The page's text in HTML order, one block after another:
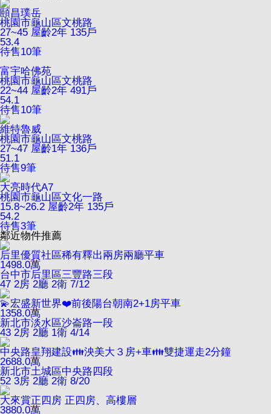
頤昌璞岳
桃園市龜山區文桃路
27~45 屋齡2年 135戶
53.4
待售10筆
富宇哈佛苑
桃園市龜山區文桃路
22~44 屋齡2年 491戶
54.1
待售10筆
維特魯威
桃園市龜山區文桃路
27~47 屋齡1年 136戶
51.1
待售9筆
大亮時代A7
桃園市龜山區文化一路
15.8~26.2 屋齡2年 135戶
54.2
待售3筆
鄰近物件推薦
后里優質社區稀有釋出兩房兩廳平車
1498.0萬
台中市后里區三豐路三段
47 2房 2廳 2衛 7/12
💫宏盛新世界❤️前後陽台朝南2+1房平車
1358.0萬
新北市淡水區沙崙路一段
43 2房 2廳 1衛 4/14
中央路皇翔建設👪泱美大３房+車👪雙捷運走2分鐘
2688.0萬
新北市土城區中央路四段
52 3房 2廳 2衛 8/20
大來賞正四房 正四房、高樓層
3880.0萬